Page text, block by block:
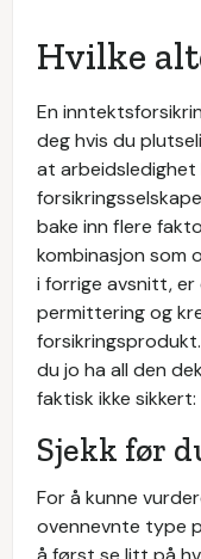
Hvilke
En
deg hvis du
at arbeidsledighet
bake inn flere
kombinasjon som
i forrige avsnitt,
permittering og
du jo ha all den
faktisk ikke sikkert:
Sjekk før
For å kunne
ovennevnte type